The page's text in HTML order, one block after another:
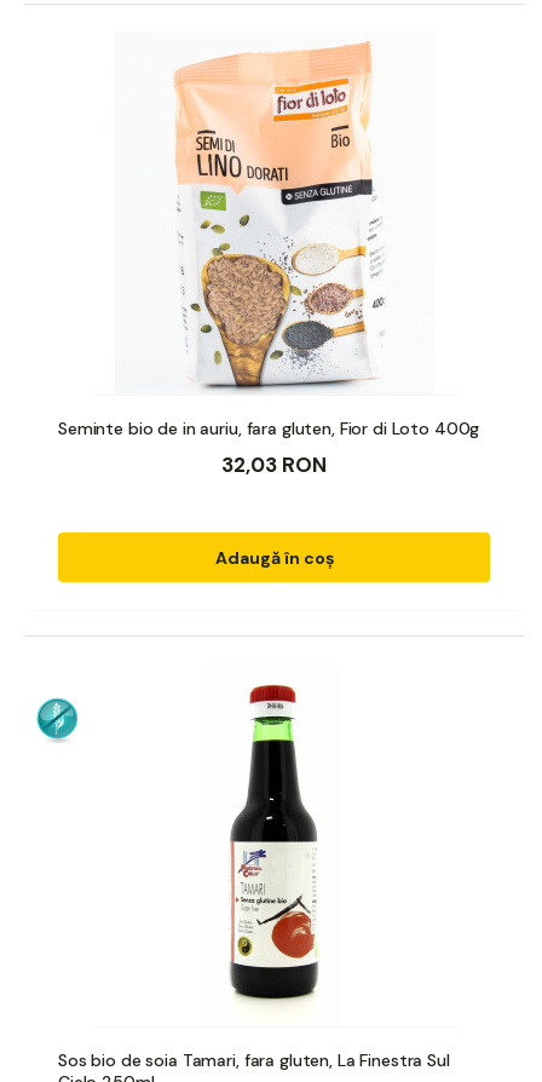
Seminte bio de in auriu, fara gluten, Fior di Loto 400g
32,03 RON
Adaugă în coș
Sos bio de soia Tamari, fara gluten, La Finestra Sul